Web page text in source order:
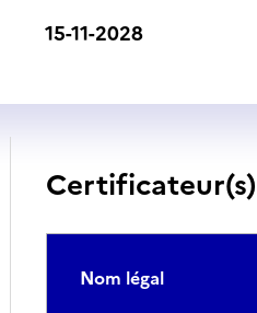
15-11-2028
Certificateur(s)
Nom légal